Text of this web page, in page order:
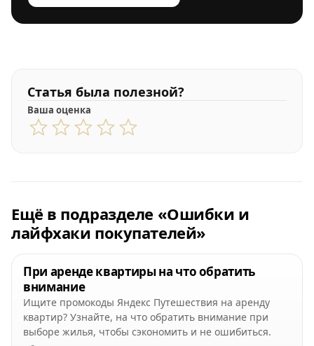
Статья была полезной?
Ваша оценка
Ещё в подразделе «Ошибки и
лайфхаки покупателей»
При аренде квартиры на что обратить
внимание
Ищите промокоды Яндекс Путешествия на аренду
квартир? Узнайте, на что обратить внимание при
выборе жилья, чтобы сэкономить и не ошибиться.